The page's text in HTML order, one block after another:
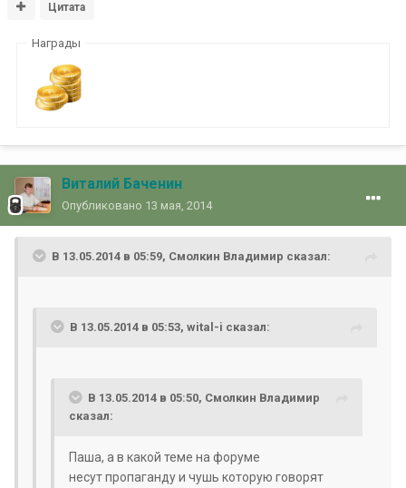
Цитата
Награды
Виталий Баченин
Опубликовано 13 мая, 2014
В 13.05.2014 в 05:59, Смолкин Владимир сказал:
В 13.05.2014 в 05:53, wital-i сказал:
В 13.05.2014 в 05:50, Смолкин Владимир
сказал:
Паша, а в какой теме на форуме
несутпропаганду и чушь которую говорят